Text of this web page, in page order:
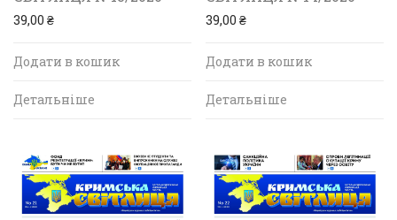
39,00 ₴
Додати в кошик
Детальніше
39,00 ₴
Додати в кошик
Детальніше